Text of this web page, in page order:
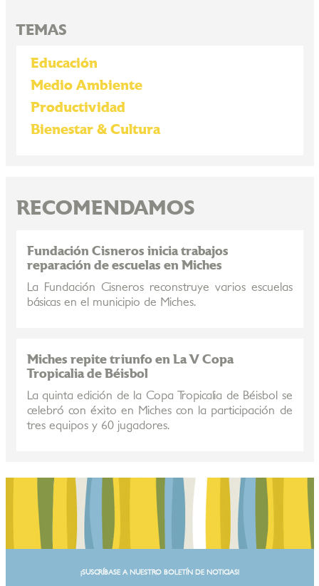
TEMAS
Educación
Medio Ambiente
Productividad
Bienestar & Cultura
RECOMENDAMOS
Fundación Cisneros inicia trabajos
reparación de escuelas en Miches
La Fundación Cisneros reconstruye varios escuelas
básicas en el municipio de Miches.
Miches repite triunfo en La V Copa
Tropicalia de Béisbol
La quinta edición de la Copa Tropicalia de Béisbol se
celebró con éxito en Miches con la participación de
tres equipos y 60 jugadores.
¡SUSCRÍBASE A NUESTRO BOLETÍN DE NOTICIAS!